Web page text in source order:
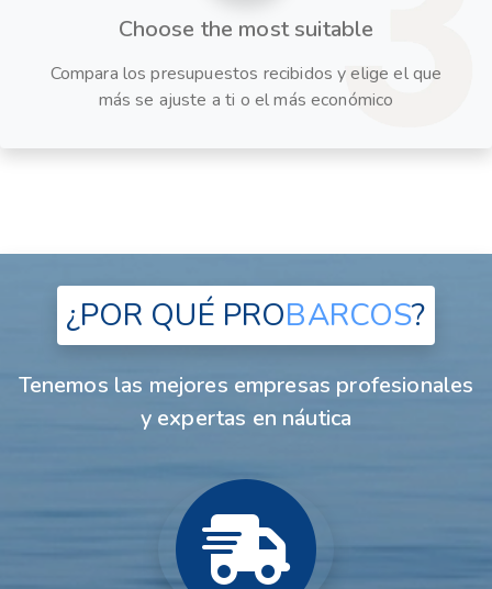
Choose the most suitable
Compara los presupuestos recibidos y elige el que
más se ajuste a ti o el más económico
¿POR QUÉ PROBARCOS?
Tenemos las mejores empresas profesionales
y expertas en náutica